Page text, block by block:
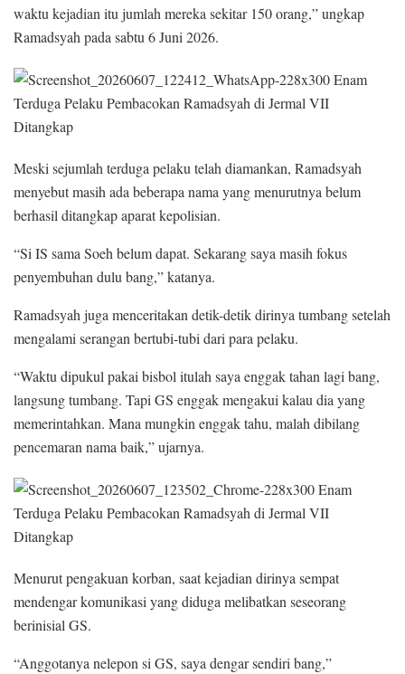
waktu kejadian itu jumlah mereka sekitar 150 orang,” ungkap
Ramadsyah pada sabtu 6 Juni 2026.
Meski sejumlah terduga pelaku telah diamankan, Ramadsyah
menyebut masih ada beberapa nama yang menurutnya belum
berhasil ditangkap aparat kepolisian.
“Si IS sama Soeh belum dapat. Sekarang saya masih fokus
penyembuhan dulu bang,” katanya.
Ramadsyah juga menceritakan detik-detik dirinya tumbang setelah
mengalami serangan bertubi-tubi dari para pelaku.
“Waktu dipukul pakai bisbol itulah saya enggak tahan lagi bang,
langsung tumbang. Tapi GS enggak mengakui kalau dia yang
memerintahkan. Mana mungkin enggak tahu, malah dibilang
pencemaran nama baik,” ujarnya.
Menurut pengakuan korban, saat kejadian dirinya sempat
mendengar komunikasi yang diduga melibatkan seseorang
berinisial GS.
“Anggotanya nelepon si GS, saya dengar sendiri bang,”